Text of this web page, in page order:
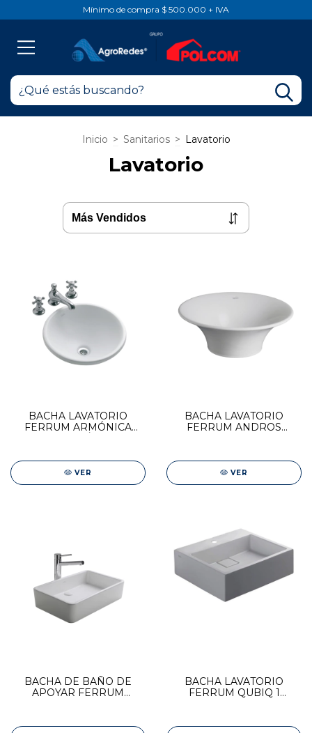
Mínimo de compra $ 500.000 + IVA
Inicio > Sanitarios > Lavatorio
Lavatorio
BACHA LAVATORIO
FERRUM ARMÓNICA
VER
BACHA LAVATORIO
FERRUM ANDROS
VER
BACHA DE BAÑO DE
APOYAR FERRUM
BACHA LAVATORIO
FERRUM QUBIQ 1